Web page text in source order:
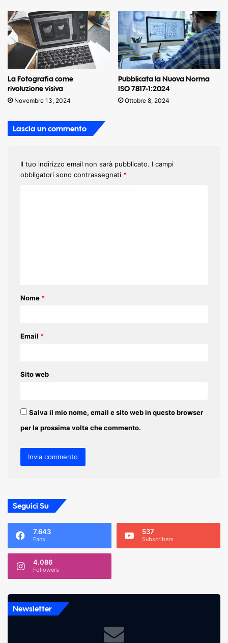
La Fotografia come
rivoluzione visiva
Novembre 13, 2024
Pubblicata la Nuova Norma
ISO 7817-1:2024
Ottobre 8, 2024
Lascia un commento
Il tuo indirizzo email non sarà pubblicato. I campi
obbligatori sono contrassegnati *
o
Nome *
Email *
Sito web
Salva il mio nome, email e sito web in questo browser
per la prossima volta che commento.
Seguici Su
7.643
Fans
537
Subscribers
4.086
Followers
Newsletter